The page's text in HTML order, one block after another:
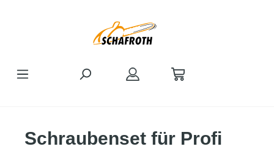
Schraubenset für Profi